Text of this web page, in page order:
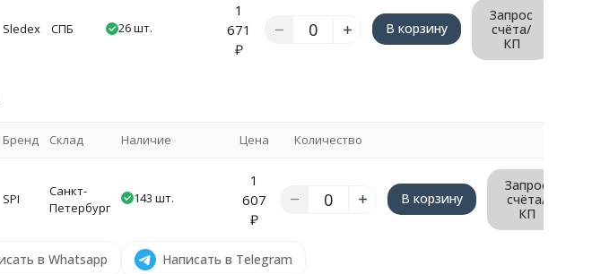
Sledex СПБ 26 шт.
1
671
₽
В корзину
Запрос
счёта/
КП
Бренд Склад Наличие Цена Количество
SPI
Санкт-
Петербург
143 шт.
1
607
₽
В корзину
Запрос
счёта/
КП
в Whatsapp Написать в Telegram